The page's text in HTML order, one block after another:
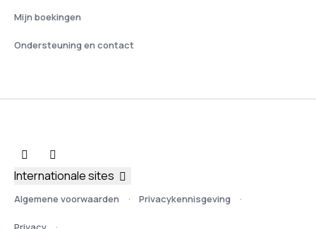
Mijn boekingen
Ondersteuning en contact
Algemene voorwaarden Privacykennisgeving
Internationale sites